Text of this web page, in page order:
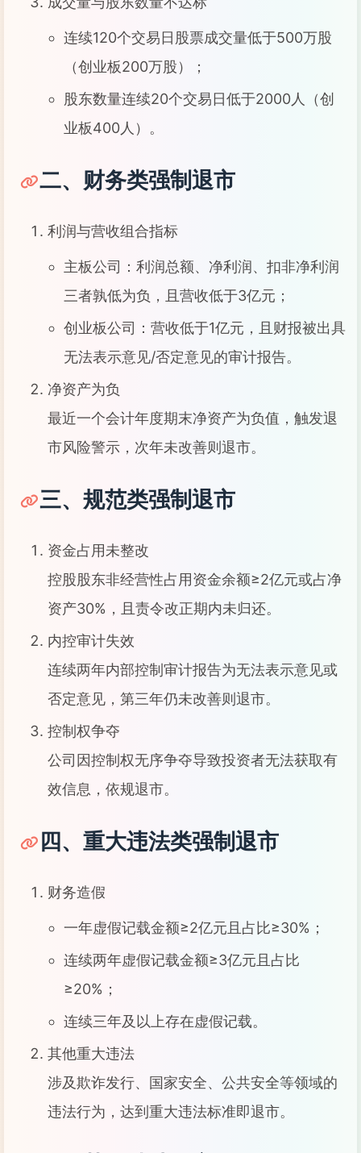
连续120个交易日股票成交量低于500万股
（创业板200万股）；
股东数量连续20个交易日低于2000人（创
业板400人）。
二、财务类强制退市
利润与营收组合指标
主板公司：利润总额、净利润、扣非净利润
三者孰低为负，且营收低于3亿元；
创业板公司：营收低于1亿元，且财报被出具
无法表示意见/否定意见的审计报告。
净资产为负
最近一个会计年度期末净资产为负值，触发退
市风险警示，次年未改善则退市。
三、规范类强制退市
资金占用未整改
控股股东非经营性占用资金余额≥2亿元或占净
资产30%，且责令改正期内未归还。
内控审计失效
连续两年内部控制审计报告为无法表示意见或
否定意见，第三年仍未改善则退市。
控制权争夺
公司因控制权无序争夺导致投资者无法获取有
效信息，依规退市。
四、重大违法类强制退市
财务造假
一年虚假记载金额≥2亿元且占比≥30%；
连续两年虚假记载金额≥3亿元且占比
≥20%；
连续三年及以上存在虚假记载。
其他重大违法
涉及欺诈发行、国家安全、公共安全等领域的
违法行为，达到重大违法标准即退市。